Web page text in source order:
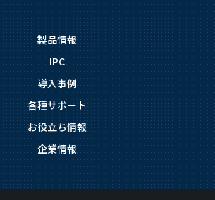
製品情報
IPC
導入事例
各種サポート
お役立ち情報
企業情報